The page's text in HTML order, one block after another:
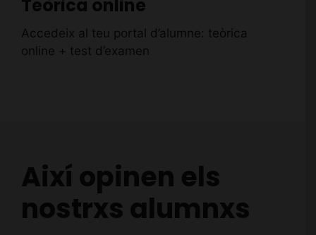
Teòrica online
Accedeix al teu portal d’alumne: teòrica
online + test d’examen
Així opinen els
nostrxs alumnxs